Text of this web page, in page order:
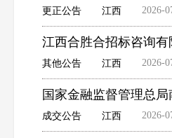
更正公告 江西 2026-
江西合胜合招标咨询
其他公告 江西 2026-
国家金融监督管理总
成交公告 江西 2026-